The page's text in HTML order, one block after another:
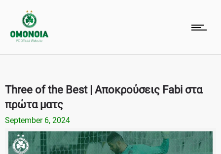
Three of the Best | Αποκρούσεις Fabi στα
πρώτα ματς
September 6, 2024